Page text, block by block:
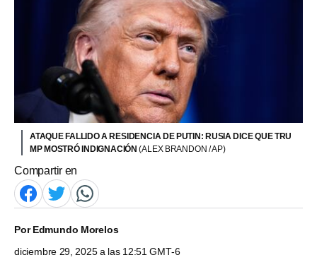
ATAQUE FALLIDO A RESIDENCIA DE PUTIN: RUSIA DICE QUE TRU
MP MOSTRÓ INDIGNACIÓN(ALEX BRANDON / AP)
Compartir en
PorEdmundo Morelos
diciembre 29, 2025 a las 12:51 GMT-6